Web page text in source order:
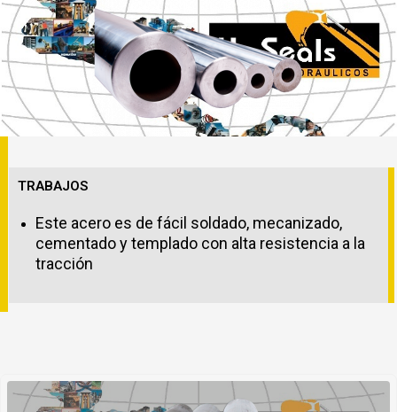
TRABAJOS
Este acero es de fácil soldado, mecanizado,
cementado y templado con alta resistencia a la
tracción